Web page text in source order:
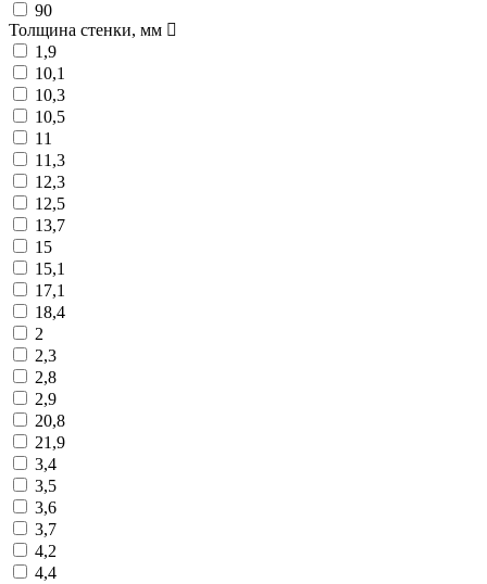
90
Толщина стенки, мм
1,9
10,1
10,3
10,5
11
11,3
12,3
12,5
13,7
15
15,1
17,1
18,4
2
2,3
2,8
2,9
20,8
21,9
3,4
3,5
3,6
3,7
4,2
4,4